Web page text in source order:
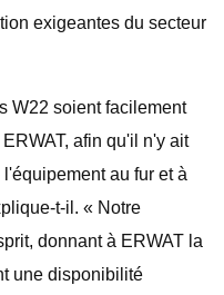
exigeantes du secteur
W22 soient facilement
afin qu'il n'y ait
au fur et à
t-il. « Notre
donnant à ERWAT la
une disponibilité